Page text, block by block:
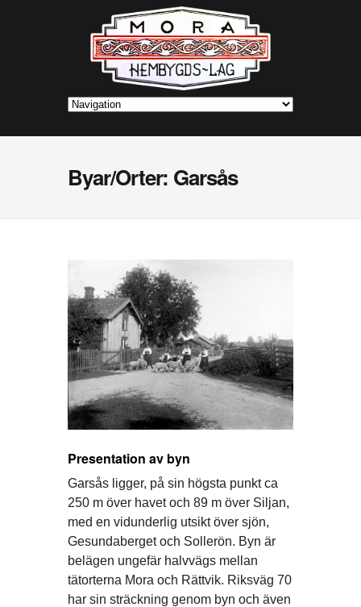
Byar/Orter: Garsås
Presentation av byn
Garsås ligger, på sin högsta punkt ca
250 m över havet och 89 m över Siljan,
med en vidunderlig utsikt över sjön,
Gesundaberget och Sollerön. Byn är
belägen ungefär halvvägs mellan
tätorterna Mora och Rättvik. Riksväg 70
har sin sträckning genom byn och även